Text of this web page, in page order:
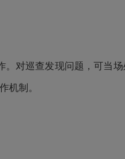
对巡查发现问题，可当场
机制。